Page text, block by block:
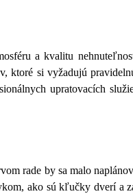
a kvalitu
ktoré si vyžadujú
upratovacích
rade by sa malo
ako sú kľučky dverí a